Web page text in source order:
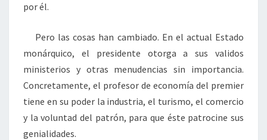
por él.
Pero las cosas han cambiado. En el actual Estado
monárquico, el presidente otorga a sus validos
ministerios y otras menudencias sin importancia.
Concretamente, el profesor de economía del premier
tiene en su poder la industria, el turismo, el comercio
y la voluntad del patrón, para que éste patrocine sus
genialidades.